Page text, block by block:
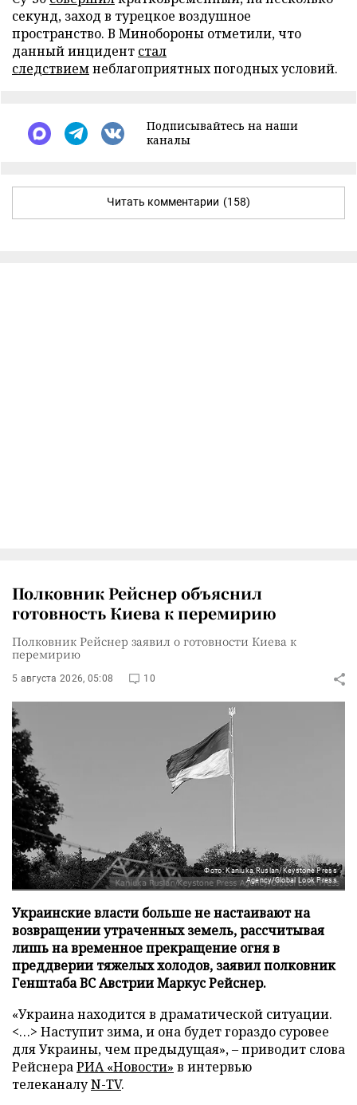
секунд, заход в турецкое воздушное
пространство. В Минобороны отметили, что
данный инцидент стал
следствиемнеблагоприятных погодных условий.
Подписывайтесь на наши
каналы
Читать комментарии (158)
Полковник Рейснер объяснил
готовность Киева к перемирию
Полковник Рейснер заявил о готовности Киева к
перемирию
5 августа 2026, 05:08 10
Фото: Kaniuka Ruslan/Keystone Press
Agency/Global Look Press
Украинские власти больше не настаивают на
возвращении утраченных земель, рассчитывая
лишь на временное прекращение огня в
преддверии тяжелых холодов, заявил полковник
Генштаба ВС Австрии Маркус Рейснер.
«Украина находится в драматической ситуации.
<…> Наступит зима, и она будет гораздо суровее
для Украины, чем предыдущая», – приводит слова
РейснераРИА «Новости» в интервью
телеканалуN-TV.